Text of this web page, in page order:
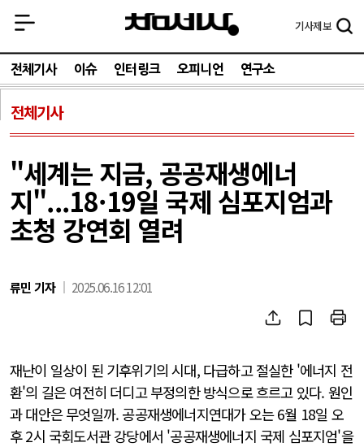
기사제보
전체기사 이슈 인터링크 오피니언 연구소
전체기사
"세계는 지금, 공공재생에너
지"...18·19일 국제 심포지엄과
초청 강연회 열려
류민 기자 2025.06.16 12:01
재난이 일상이 된 기후위기의 시대, 다급하고 절실한 '에너지 전
환'의 길은 여전히 더디고 부정의한 방식으로 흐르고 있다. 원인
과 대안은 무엇일까. 공공재생에너지연대가 오는 6월 18일 오
후 2시 국회도서관 강당에서 '공공재생에너지 국제 심포지엄'을